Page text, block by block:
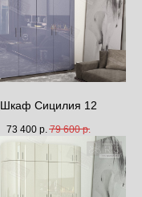
Шкаф Сицилия 12
73 400 р. 79 600 р.